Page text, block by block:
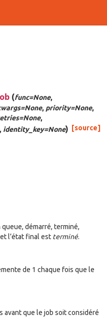
(func=None,
, priority=None,
,
, identity_key=None) [source]
démarré, terminé,
l’état final est terminé.
de 1 chaque fois que le
avant que le job soit considéré